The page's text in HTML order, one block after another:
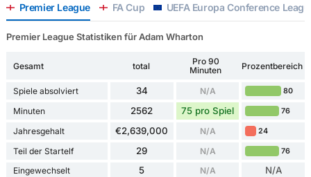
Premier League FA Cup UEFA Europa Conference
Premier League Statistiken für Adam Wharton
Gesamt total
Pro 90
Minuten
Prozentbereich
Spiele absolviert 34 N/A 80
Minuten 2562 75 pro Spiel 76
Jahresgehalt €2,639,000 N/A 24
Teil der Startelf 29 N/A 76
Eingewechselt 5 N/A N/A